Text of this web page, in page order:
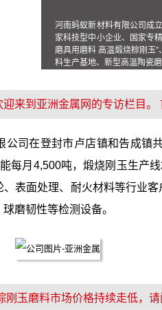
河南蚂蚁新材料有限公司成
家科技型中小企业、国家专
磨具用磨料 高温煅烧棕刚玉
料生产基地、新型高温陶瓷
来到亚洲金属网的专访栏目。
公司在登封市卢店镇和告成镇
每月4,500吨，煅烧刚玉生产
表面处理、耐火材料等行业
磨韧性等检测设备。
刚玉磨料市场价格持续走低，